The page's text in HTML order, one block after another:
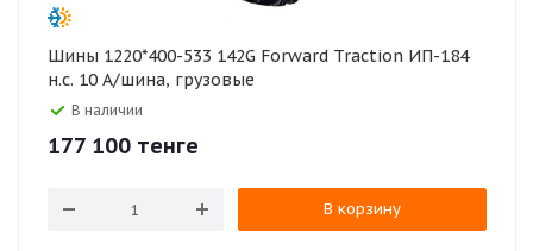
Шины 1220*400-533 142G Forward Traction ИП-184
н.с. 10 А/шина, грузовые
В наличии
177 100 тенге
В корзину